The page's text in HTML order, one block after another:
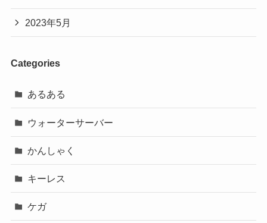
2023年5月
Categories
あるある
ウォーターサーバー
かんしゃく
キーレス
ケガ